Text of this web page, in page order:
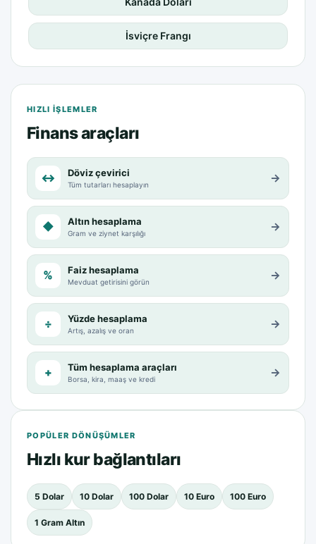
İsviçre Frangı
HIZLI IŞLEMLER
Finans araçları
↔ Döviz çevirici
Tüm tutarları hesaplayın →
◆ Altın hesaplama
Gram ve ziynet karşılığı →
% Faiz hesaplama
Mevduat getirisini görün →
÷ Yüzde hesaplama
Artış, azalış ve oran →
+ Tüm hesaplama araçları
Borsa, kira, maaş ve kredi →
POPÜLER DÖNÜŞÜMLER
Hızlı kur bağlantıları
5 Dolar 10 Dolar 100 Dolar 10 Euro 100 Euro
1 Gram Altın